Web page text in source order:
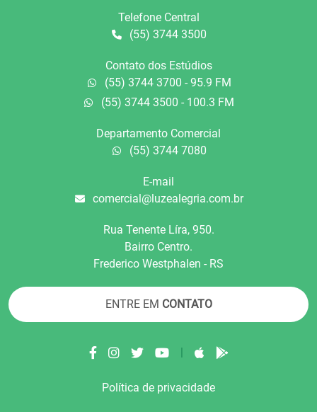
Telefone Central
(55) 3744 3500
Contato dos Estúdios
(55) 3744 3700 - 95.9 FM
(55) 3744 3500 - 100.3 FM
Departamento Comercial
(55) 3744 7080
E-mail
comercial@luzealegria.com.br
Rua Tenente Líra, 950.
Bairro Centro.
Frederico Westphalen - RS
ENTRE EM CONTATO
|
Política de privacidade